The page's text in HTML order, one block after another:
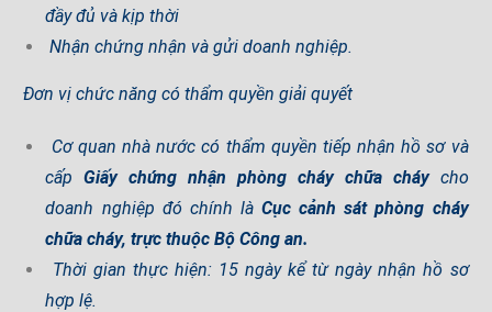
đầy đủ và kịp thời
Nhận chứng nhận và gửi doanh nghiệp.
Đơn vị chức năng có thẩm quyền giải quyết
Cơ quan nhà nước có thẩm quyền tiếp nhận hồ sơ và
cấpGiấy chứng nhận phòng cháy chữa cháycho
doanh nghiệp đó chính làCục cảnh sát phòng cháy
chữa cháy, trực thuộc Bộ Công an.
Thời gian thực hiện: 15 ngày kể từ ngày nhận hồ sơ
hợp lệ.